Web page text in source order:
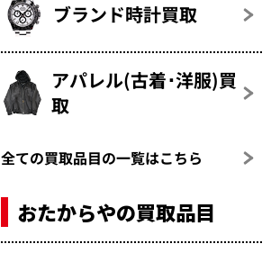
ブランド時計買取
アパレル(古着･洋服)買
取
全ての買取品目の一覧はこちら
おたからやの買取品目